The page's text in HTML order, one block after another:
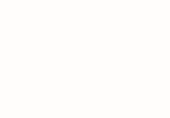
）
穿長袖衫及長褲保護手腳，
甚至衣服上塗搽含有避蚊胺
液及體液內，傳染途徑：
接接觸患者血液，共用個人
牙刷、剃刀、鬚刨及指甲鉗